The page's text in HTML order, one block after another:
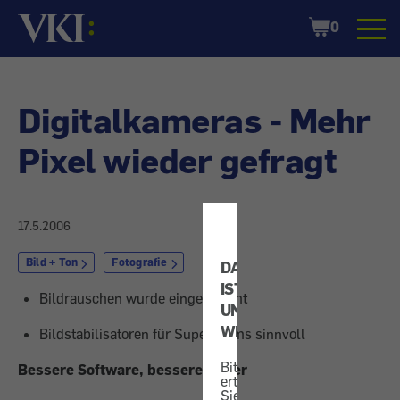
DATENSCHUTZ
IST
UNS
WICHTIG!
Bitte
erteilen
Sie
Startseite
Shopping
Cart
0
Digitalkameras - Mehr
Pixel wieder gefragt
17.5.2006
Bild + Ton Fotografie
Bildrauschen wurde eingedämmt
Bildstabilisatoren für Superzooms sinnvoll
Bessere Software, bessere Bilder